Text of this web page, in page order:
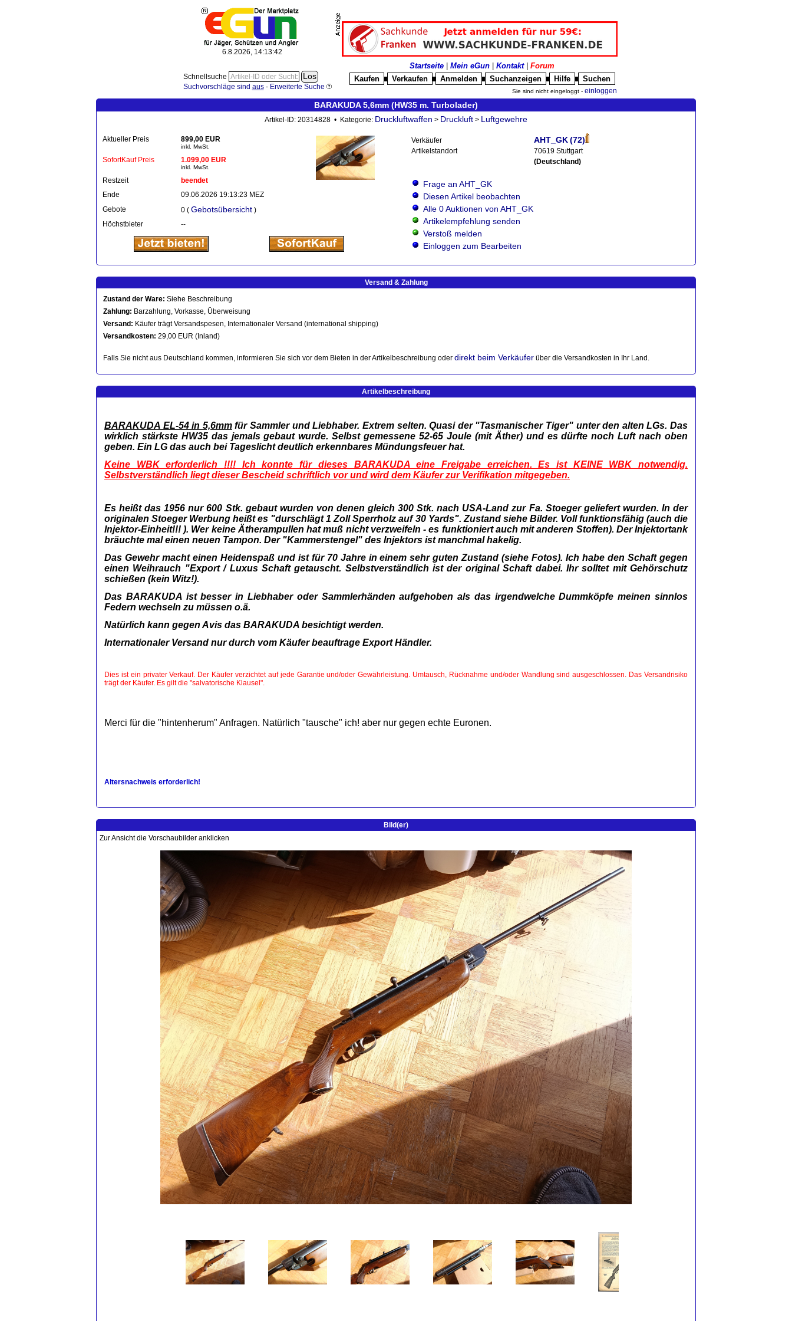
6.8.2026, 14:13:43
Schnellsuche
Suchvorschläge sind aus- Erweiterte Suche
Startseite Mein eGun Kontakt| Forum
Kaufen
Verkaufen Anmelden Suchanzeigen Hilfe Suchen
Sie sind nicht eingeloggt - einloggen
BARAKUDA 5,6mm (HW35 m. Turbolader)
Artikel-ID: 20314828 • Kategorie: Druckluftwaffen > Druckluft > Luftgewehre
Aktueller Preis 899,00 EUR
inkl. MwSt.
SofortKauf Preis 1.099,00 EUR
inkl. MwSt.
Restzeit
beendet
Ende
09.06.2026 19:13:23 MEZ
Gebote
0 ( Gebotsübersicht )
Höchstbieter
--
Verkäufer AHT_GK(72)
Artikelstandort
70619 Stuttgart
(Deutschland)
Frage an AHT_GK
Diesen Artikel beobachten
Alle 0 Auktionen von AHT_GK
Artikelempfehlung senden
Verstoß melden
Einloggen zum Bearbeiten
Versand & Zahlung
Zustand der Ware: Siehe Beschreibung
Zahlung: Barzahlung, Vorkasse, Überweisung
Versand: Käufer trägt Versandspesen, Internationaler Versand (international shipping)
Versandkosten: 29,00 EUR (Inland)
Falls Sie nicht aus Deutschland kommen, informieren Sie sich vor dem Bieten in der Artikelbeschreibung oder direkt beim Verkäufer über die Versandkosten in Ihr Land.
Artikelbeschreibung
BARAKUDA EL-54 in 5,6mmfür Sammler und Liebhaber. Extrem selten. Quasi der "Tasmanischer Tiger" unter den alten LGs. Das
wirklich stärkste HW35 das jemals gebaut wurde. Selbst gemessene 52-65 Joule (mit Äther) und es dürfte noch Luft nach oben
geben. Ein LG das auch bei Tageslicht deutlich erkennbares Mündungsfeuer hat.
Keine WBK erforderlich !!!! Ich konnte für dieses BARAKUDA eine Freigabe erreichen. Es ist KEINE WBK notwendig.
Selbstverständlich liegt dieser Bescheid schriftlich vor und wird dem Käufer zur Verifikation mitgegeben.
Es heißt das 1956 nur 600 Stk. gebaut wurden von denen gleich 300 Stk. nach USA-Land zur Fa. Stoeger geliefert wurden. In der
originalen Stoeger Werbung heißt es "durschlägt 1 Zoll Sperrholz auf 30 Yards". Zustand siehe Bilder. Voll funktionsfähig (auch die
Injektor-Einheit!!! ). Wer keine Ätherampullen hat muß nicht verzweifeln - es funktioniert auch mit anderen Stoffen). Der Injektortank
bräuchte mal einen neuen Tampon. Der "Kammerstengel" des Injektors ist manchmal hakelig.
Das Gewehr macht einen Heidenspaß und ist für 70 Jahre in einem sehr guten Zustand (siehe Fotos). Ich habe den Schaft gegen
einen Weihrauch "Export / Luxus Schaft getauscht. Selbstverständlich ist der original Schaft dabei. Ihr solltet mit Gehörschutz
schießen (kein Witz!).
Das BARAKUDA ist besser in Liebhaber oder Sammlerhänden aufgehoben als das irgendwelche Dummköpfe meinen sinnlos
Federn wechseln zu müssen o.ä.
Natürlich kann gegen Avis das BARAKUDA besichtigt werden.
Internationaler Versand nur durch vom Käufer beauftrage Export Händler.
Dies ist ein privater Verkauf. Der Käufer verzichtet auf jede Garantie und/oder Gewährleistung. Umtausch, Rücknahme und/oder Wandlung sind ausgeschlossen. Das Versandrisiko
trägt der Käufer. Es gilt die "salvatorische Klausel".
Merci für die "hintenherum" Anfragen. Natürlich "tausche" ich! aber nur gegen echte Euronen.
Altersnachweis erforderlich!
Bild(er)
Zur Ansicht die Vorschaubilder anklicken